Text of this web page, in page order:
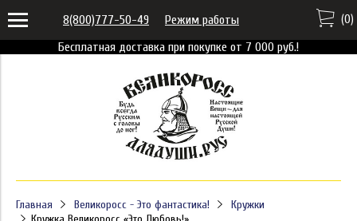
Бесплатная доставка при покупке от 7 000 руб.!
8(800)777-50-49 Режим работы (0)
Главная Великоросс - Это фантастика!
Кружки